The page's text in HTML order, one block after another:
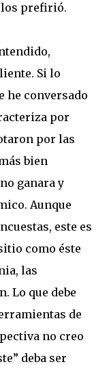
los prefirió.
Si lo
he conversado
por
por las
bien
ganara y
Aunque
este es
como éste
las
Lo que debe
de
no creo
deba ser